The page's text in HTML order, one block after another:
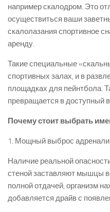
например скалодром. Это
осуществиться ваши
скалолазания спортивное
аренду.
Такие специальные
спортивных залах, и в
площадках для пейнтбола.
превращается в доступный
Почему стоит выбрать
1. Мощный выброс
Наличие реальной
стеной заставляют мышцы
полной отдачей, организм
добавляется драйв с